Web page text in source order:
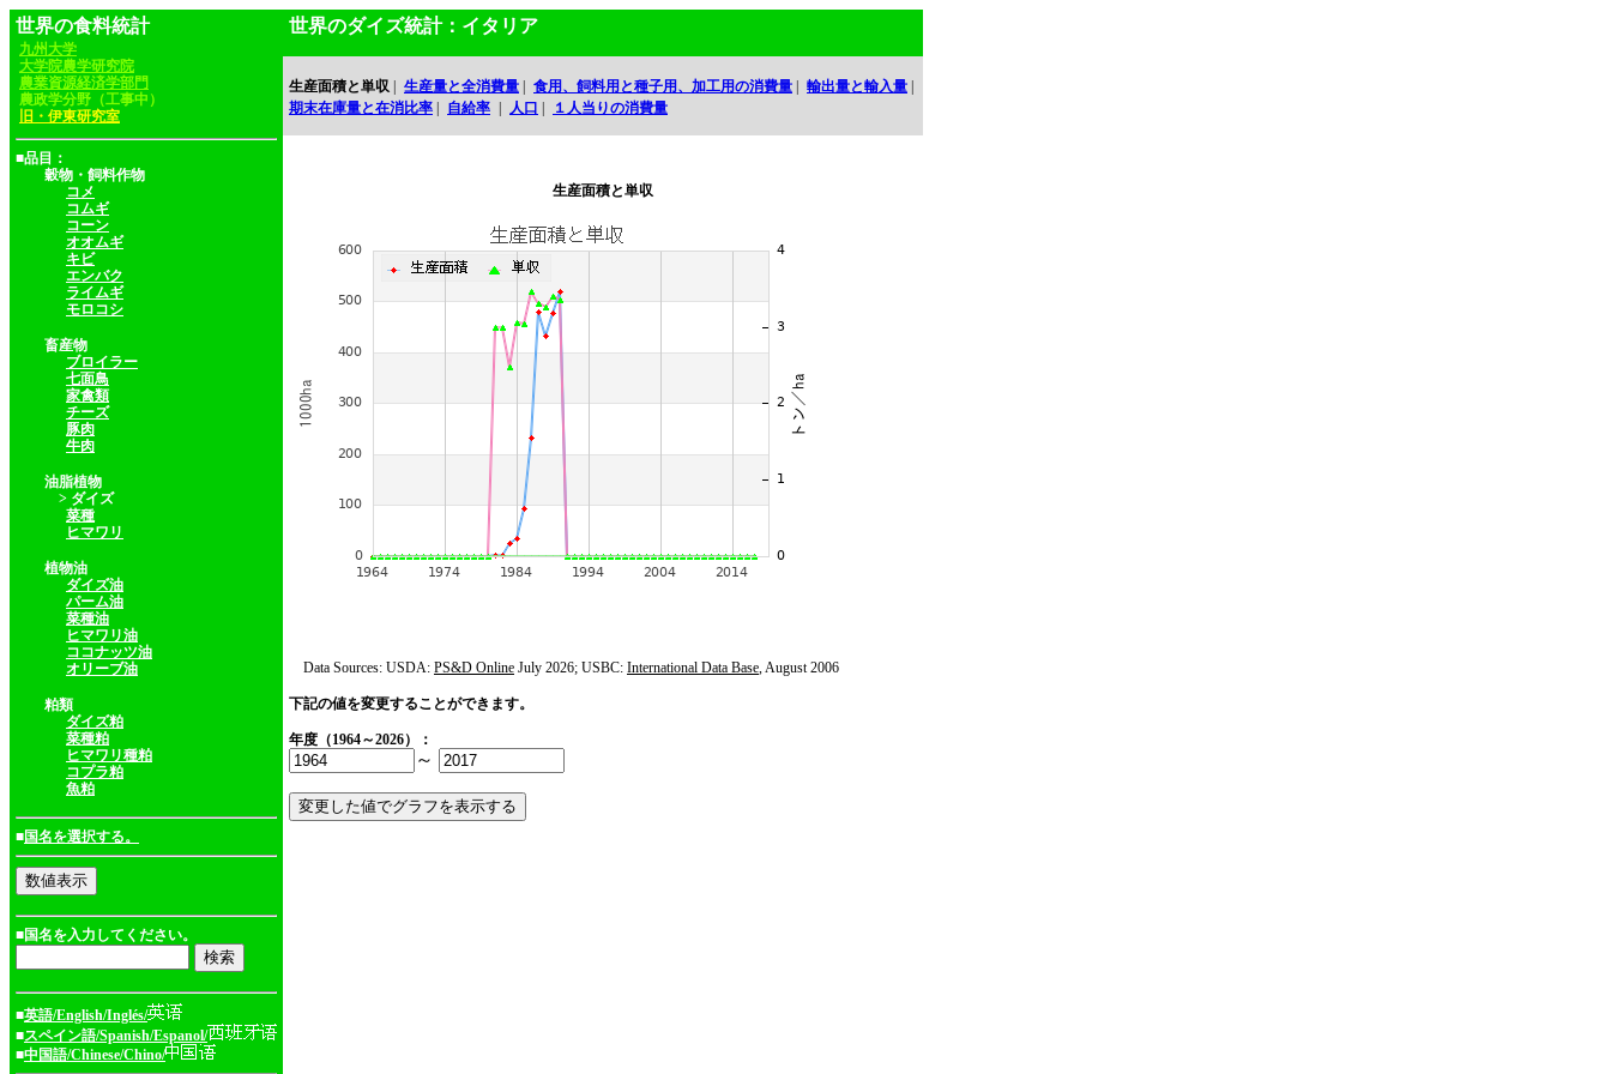
世界の食料統計
九州大学
大学院農学研究院
農業資源経済学部門
農政学分野（工事中）
旧・伊東研究室
■品目：
穀物・飼料作物
コメ
コムギ
コーン
オオムギ
キビ
エンバク
ライムギ
モロコシ
畜産物
ブロイラー
七面鳥
家禽類
チーズ
豚肉
牛肉
油脂植物
> ダイズ
菜種
ヒマワリ
植物油
ダイズ油
パーム油
菜種油
ヒマワリ油
ココナッツ油
オリーブ油
粕類
ダイズ粕
菜種粕
ヒマワリ種粕
コプラ粕
魚粕
■国名を選択する。
■国名を入力してください。
■英語/English/Inglés/
■スペイン語/Spanish/Espanol/
■中国語/Chinese/Chino/
世界のダイズ統計：イタリア
生産面積と単収 生産量と全消費量 食用、飼料用と種子用、加工用の消費量 輸出量と輸入量
期末在庫量と在消比率
自給率 人口 １人当りの消費量
生産面積と単収
Data Sources: USDA: PS&D Online July 2026; USBC: International Data Base, August 2006
下記の値を変更することができます。
年度（1964～2026）：
～